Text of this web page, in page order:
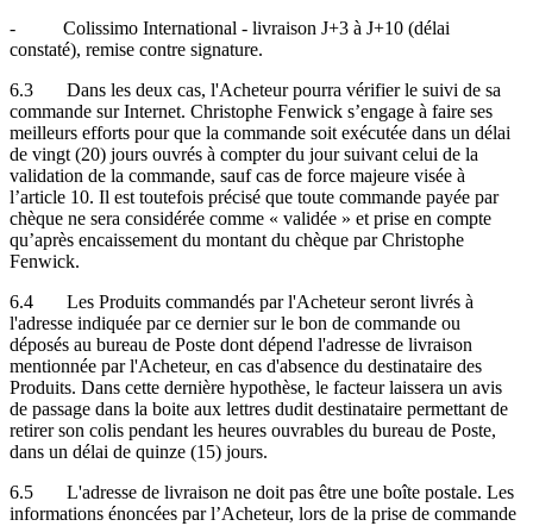
- Colissimo International - livraison J+3 à J+10 (délai
constaté), remise contre signature.
6.3 Dans les deux cas, l'Acheteur pourra vérifier le suivi de sa
commande sur Internet. Christophe Fenwick s’engage à faire ses
meilleurs efforts pour que la commande soit exécutée dans un délai
de vingt (20) jours ouvrés à compter du jour suivant celui de la
validation de la commande, sauf cas de force majeure visée à
l’article 10. Il est toutefois précisé que toute commande payée par
chèque ne sera considérée comme « validée » et prise en compte
qu’après encaissement du montant du chèque par Christophe
Fenwick.
6.4 Les Produits commandés par l'Acheteur seront livrés à
l'adresse indiquée par ce dernier sur le bon de commande ou
déposés au bureau de Poste dont dépend l'adresse de livraison
mentionnée par l'Acheteur, en cas d'absence du destinataire des
Produits. Dans cette dernière hypothèse, le facteur laissera un avis
de passage dans la boite aux lettres dudit destinataire permettant de
retirer son colis pendant les heures ouvrables du bureau de Poste,
dans un délai de quinze (15) jours.
6.5 L'adresse de livraison ne doit pas être une boîte postale. Les
informations énoncées par l’Acheteur, lors de la prise de commande